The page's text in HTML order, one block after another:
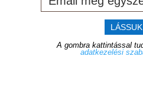
A gombra kattintással
adatkezelési